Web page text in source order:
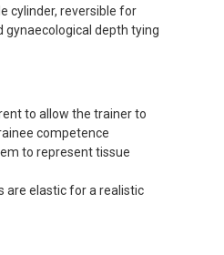
cylinder, reversible for
gynaecological depth tying
to allow the trainer to
competence
to represent tissue
are elastic for a realistic